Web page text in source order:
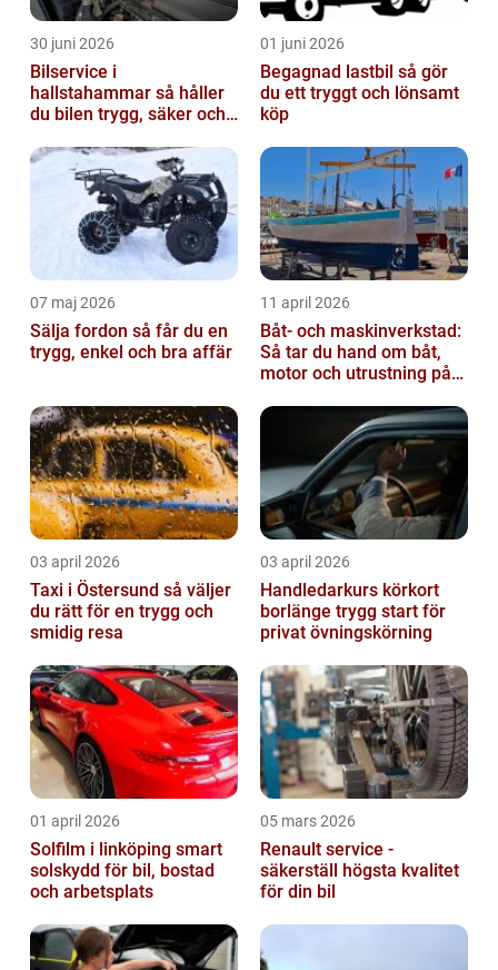
30 juni 2026
Bilservice i
hallstahammar så håller
du bilen trygg, säker och
01 juni 2026
Begagnad lastbil så gör
du ett tryggt och lönsamt
köp
07 maj 2026
Sälja fordon så får du en
trygg, enkel och bra affär
11 april 2026
Båt- och maskinverkstad:
Så tar du hand om båt,
motor och utrustning på
03 april 2026
Taxi i Östersund så väljer
du rätt för en trygg och
smidig resa
03 april 2026
Handledarkurs körkort
borlänge trygg start för
privat övningskörning
01 april 2026
Solfilm i linköping smart
solskydd för bil, bostad
och arbetsplats
05 mars 2026
Renault service -
säkerställ högsta kvalitet
för din bil